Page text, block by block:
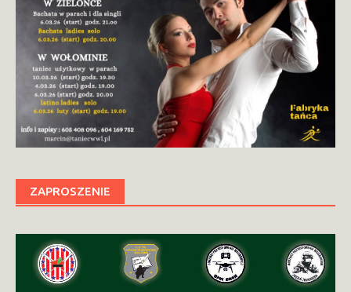
ZAPROSZENIE